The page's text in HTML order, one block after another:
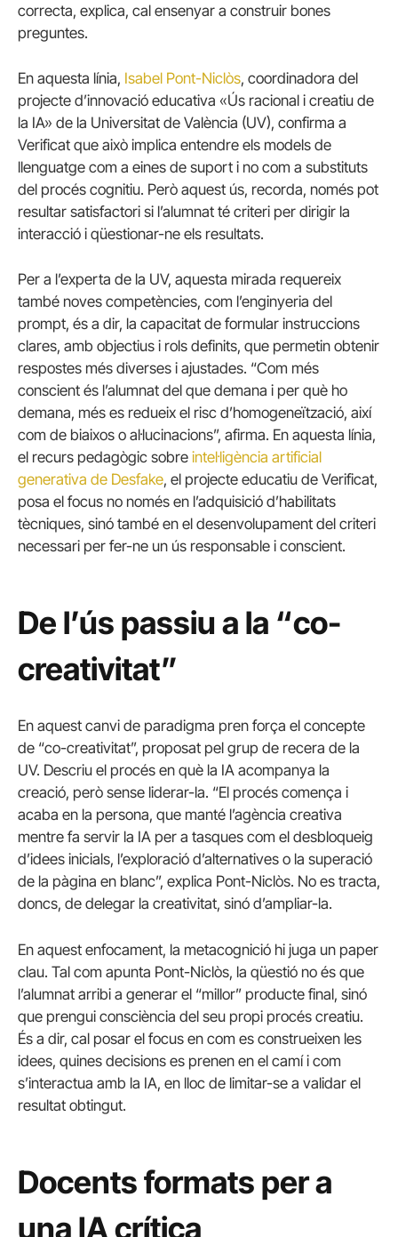
correcta, explica, cal ensenyar a construir bones
preguntes.
En aquesta línia, Isabel Pont-Niclòs, coordinadora del
projecte d’innovació educativa «Ús racional i creatiu de
la IA» de la Universitat de València (UV), confirma a
Verificat que això implica entendre els models de
llenguatge com a eines de suport i no com a substituts
del procés cognitiu. Però aquest ús, recorda, només pot
resultar satisfactori si l’alumnat té criteri per dirigir la
interacció i qüestionar-ne els resultats.
Per a l’experta de la UV, aquesta mirada requereix
també noves competències, com l’enginyeria del
prompt, és a dir, la capacitat de formular instruccions
clares, amb objectius i rols definits, que permetin obtenir
respostes més diverses i ajustades. “Com més
conscient és l’alumnat del que demana i per què ho
demana, més es redueix el risc d’homogeneïtzació, així
com de biaixos o al·lucinacions”, afirma. En aquesta línia,
el recurs pedagògic sobre intel·ligència artificial
generativa de Desfake, el projecte educatiu de Verificat,
posa el focus no només en l’adquisició d’habilitats
tècniques, sinó també en el desenvolupament del criteri
necessari per fer-ne un ús responsable i conscient.
De l’ús passiu a la “co-
creativitat”
En aquest canvi de paradigma pren força el concepte
de “co-creativitat”, proposat pel grup de recera de la
UV. Descriu el procés en què la IA acompanya la
creació, però sense liderar-la. “El procés comença i
acaba en la persona, que manté l’agència creativa
mentre fa servir la IA per a tasques com el desbloqueig
d’idees inicials, l’exploració d’alternatives o la superació
de la pàgina en blanc”, explica Pont-Niclòs. No es tracta,
doncs, de delegar la creativitat, sinó d’ampliar-la.
En aquest enfocament, la metacognició hi juga un paper
clau. Tal com apunta Pont-Niclòs, la qüestió no és que
l’alumnat arribi a generar el “millor” producte final, sinó
que prengui consciència del seu propi procés creatiu.
És a dir, cal posar el focus en com es construeixen les
idees, quines decisions es prenen en el camí i com
s’interactua amb la IA, en lloc de limitar-se a validar el
resultat obtingut.
Docents formats per a
una IA crítica